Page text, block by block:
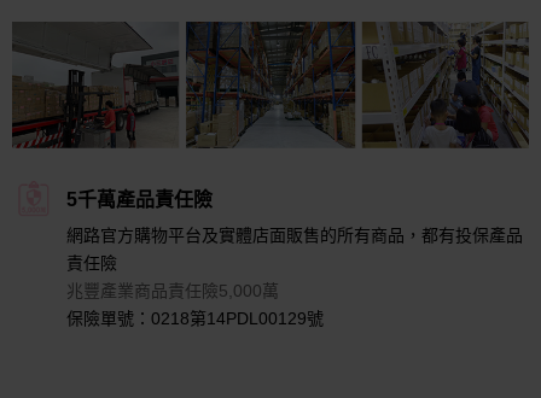
5千萬產品責任險
網路官方購物平台及實體店面販售的所有商品，都有投保產品
責任險
兆豐產業商品責任險5,000萬
保險單號：0218第14PDL00129號